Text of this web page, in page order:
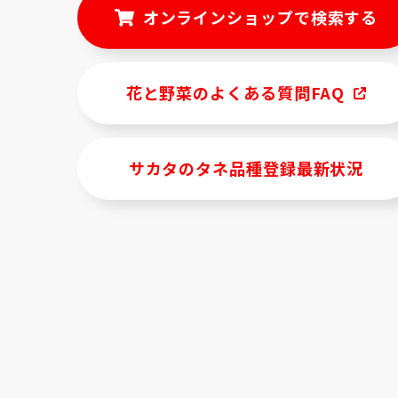
オンラインショップで検索する
花と野菜のよくある質問FAQ
サカタのタネ品種登録最新状況